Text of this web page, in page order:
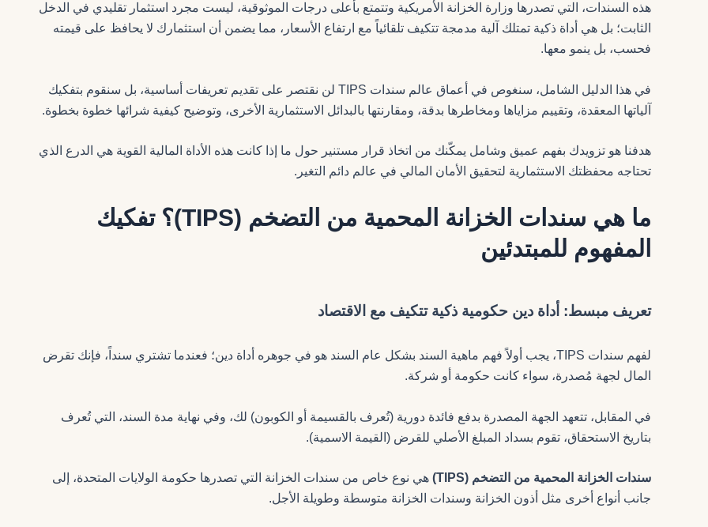
هذه السندات، التي تصدرها وزارة الخزانة الأمريكية وتتمتع بأعلى درجات الموثوقية، ليست مجرد استثمار تقليدي في الدخل
الثابت؛ بل هي أداة ذكية تمتلك آلية مدمجة تتكيف تلقائياً مع ارتفاع الأسعار، مما يضمن أن استثمارك لا يحافظ على قيمته
فحسب، بل ينمو معها.
في هذا الدليل الشامل، سنغوص في أعماق عالم سندات TIPS لن نقتصر على تقديم تعريفات أساسية، بل سنقوم بتفكيك
آلياتها المعقدة، وتقييم مزاياها ومخاطرها بدقة، ومقارنتها بالبدائل الاستثمارية الأخرى، وتوضيح كيفية شرائها خطوة بخطوة.
هدفنا هو تزويدك بفهم عميق وشامل يمكّنك من اتخاذ قرار مستنير حول ما إذا كانت هذه الأداة المالية القوية هي الدرع الذي
تحتاجه محفظتك الاستثمارية لتحقيق الأمان المالي في عالم دائم التغير.
ما هي سندات الخزانة المحمية من التضخم (TIPS)؟ تفكيك
المفهوم للمبتدئين
تعريف مبسط: أداة دين حكومية ذكية تتكيف مع الاقتصاد
لفهم سندات TIPS، يجب أولاً فهم ماهية السند بشكل عام السند هو في جوهره أداة دين؛ فعندما تشتري سنداً، فإنك تقرض
المال لجهة مُصدرة، سواء كانت حكومة أو شركة.
في المقابل، تتعهد الجهة المصدرة بدفع فائدة دورية (تُعرف بالقسيمة أو الكوبون) لك، وفي نهاية مدة السند، التي تُعرف
بتاريخ الاستحقاق، تقوم بسداد المبلغ الأصلي للقرض (القيمة الاسمية).
سندات الخزانة المحمية من التضخم (TIPS)
هي نوع خاص من سندات الخزانة التي تصدرها حكومة الولايات المتحدة، إلى
جانب أنواع أخرى مثل أذون الخزانة وسندات الخزانة متوسطة وطويلة الأجل.